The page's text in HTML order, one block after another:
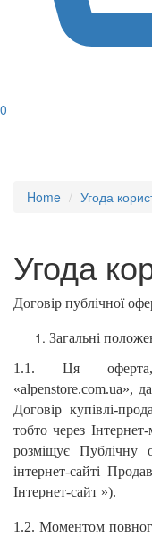
0
Home Угода
Угода
Договір публічної
Загальні
1.1. Ця
«alpenstore.com.ua»,
Договір купівлі-
тобто через
розміщує Публічну
інтернет-сайті
Інтернет-сайт »).
1.2. Моментом